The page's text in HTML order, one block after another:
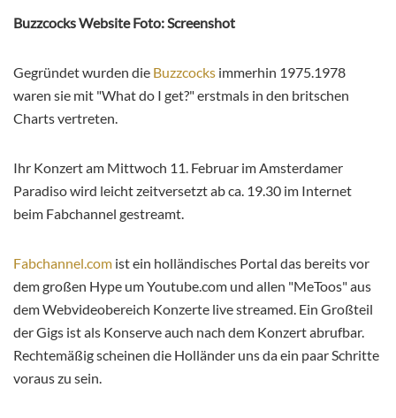
Buzzcocks Website Foto: Screenshot
Gegründet wurden die Buzzcocks immerhin 1975.1978
waren sie mit "What do I get?" erstmals in den britschen
Charts vertreten.
Ihr Konzert am Mittwoch 11. Februar im Amsterdamer
Paradiso wird leicht zeitversetzt ab ca. 19.30 im Internet
beim Fabchannel gestreamt.
Fabchannel.com ist ein holländisches Portal das bereits vor
dem großen Hype um Youtube.com und allen "MeToos" aus
dem Webvideobereich Konzerte live streamed. Ein Großteil
der Gigs ist als Konserve auch nach dem Konzert abrufbar.
Rechtemäßig scheinen die Holländer uns da ein paar Schritte
voraus zu sein.